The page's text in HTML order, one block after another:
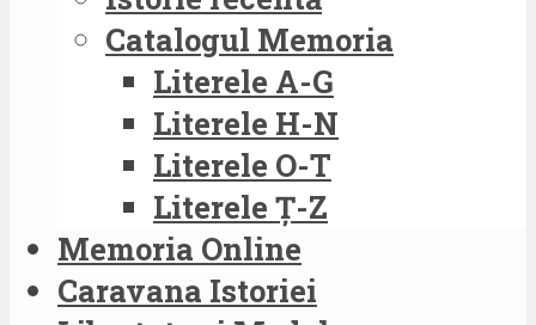
Catalogul Memoria
Literele A-G
Literele H-N
Literele O-T
Literele Ț-Z
Memoria Online
Caravana Istoriei